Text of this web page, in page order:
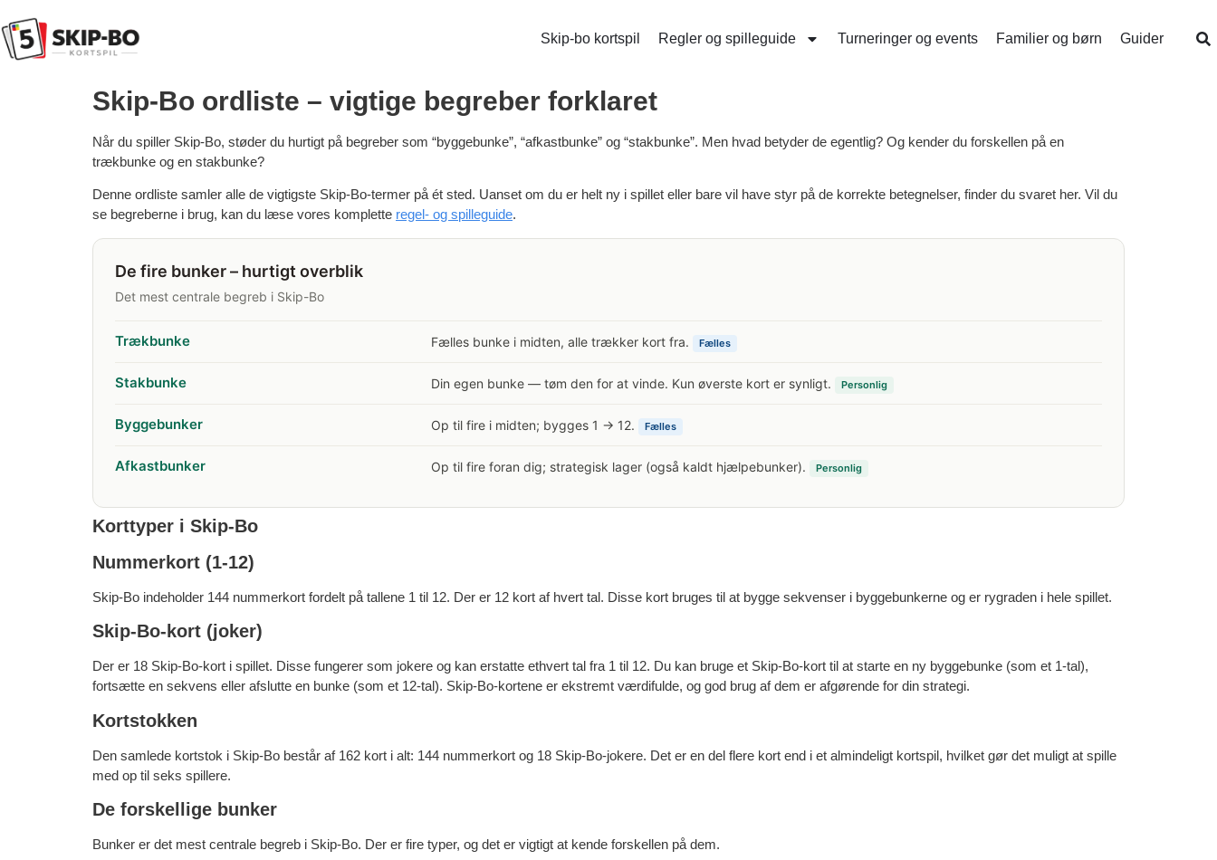
Skip-bo kortspil Regler og spilleguide Turneringer og events Familier og børn Guider
Skip-Bo ordliste – vigtige begreber forklaret
Når du spiller Skip-Bo, støder du hurtigt på begreber som “byggebunke”, “afkastbunke” og “stakbunke”. Men hvad betyder de egentlig? Og kender du forskellen på en
trækbunke og en stakbunke?
Denne ordliste samler alle de vigtigste Skip-Bo-termer på ét sted. Uanset om du er helt ny i spillet eller bare vil have styr på de korrekte betegnelser, finder du svaret her. Vil du
se begreberne i brug, kan du læse vores komplette regel- og spilleguide.
De fire bunker – hurtigt overblik
Det mest centrale begreb i Skip-Bo
Trækbunke Fælles bunke i midten, alle trækker kort fra. Fælles
Stakbunke Din egen bunke — tøm den for at vinde. Kun øverste kort er synligt. Personlig
Byggebunker Op til fire i midten; bygges 1 → 12. Fælles
Afkastbunker Op til fire foran dig; strategisk lager (også kaldt hjælpebunker). Personlig
Korttyper i Skip-Bo
Nummerkort (1-12)
Skip-Bo indeholder 144 nummerkort fordelt på tallene 1 til 12. Der er 12 kort af hvert tal. Disse kort bruges til at bygge sekvenser i byggebunkerne og er rygraden i hele spillet.
Skip-Bo-kort (joker)
Der er 18 Skip-Bo-kort i spillet. Disse fungerer som jokere og kan erstatte ethvert tal fra 1 til 12. Du kan bruge et Skip-Bo-kort til at starte en ny byggebunke (som et 1-tal),
fortsætte en sekvens eller afslutte en bunke (som et 12-tal). Skip-Bo-kortene er ekstremt værdifulde, og god brug af dem er afgørende for din strategi.
Kortstokken
Den samlede kortstok i Skip-Bo består af 162 kort i alt: 144 nummerkort og 18 Skip-Bo-jokere. Det er en del flere kort end i et almindeligt kortspil, hvilket gør det muligt at spille
med op til seks spillere.
De forskellige bunker
Bunker er det mest centrale begreb i Skip-Bo. Der er fire typer, og det er vigtigt at kende forskellen på dem.